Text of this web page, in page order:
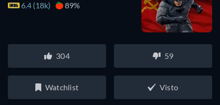
6.4 (18k)
89%
304 59
Watchlist Visto